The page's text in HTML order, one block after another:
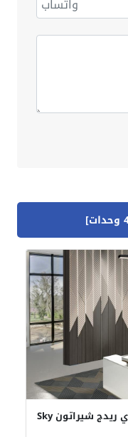
مكتب اداري للبيع 50م في مول سكاي ريدج شيراتون Sky